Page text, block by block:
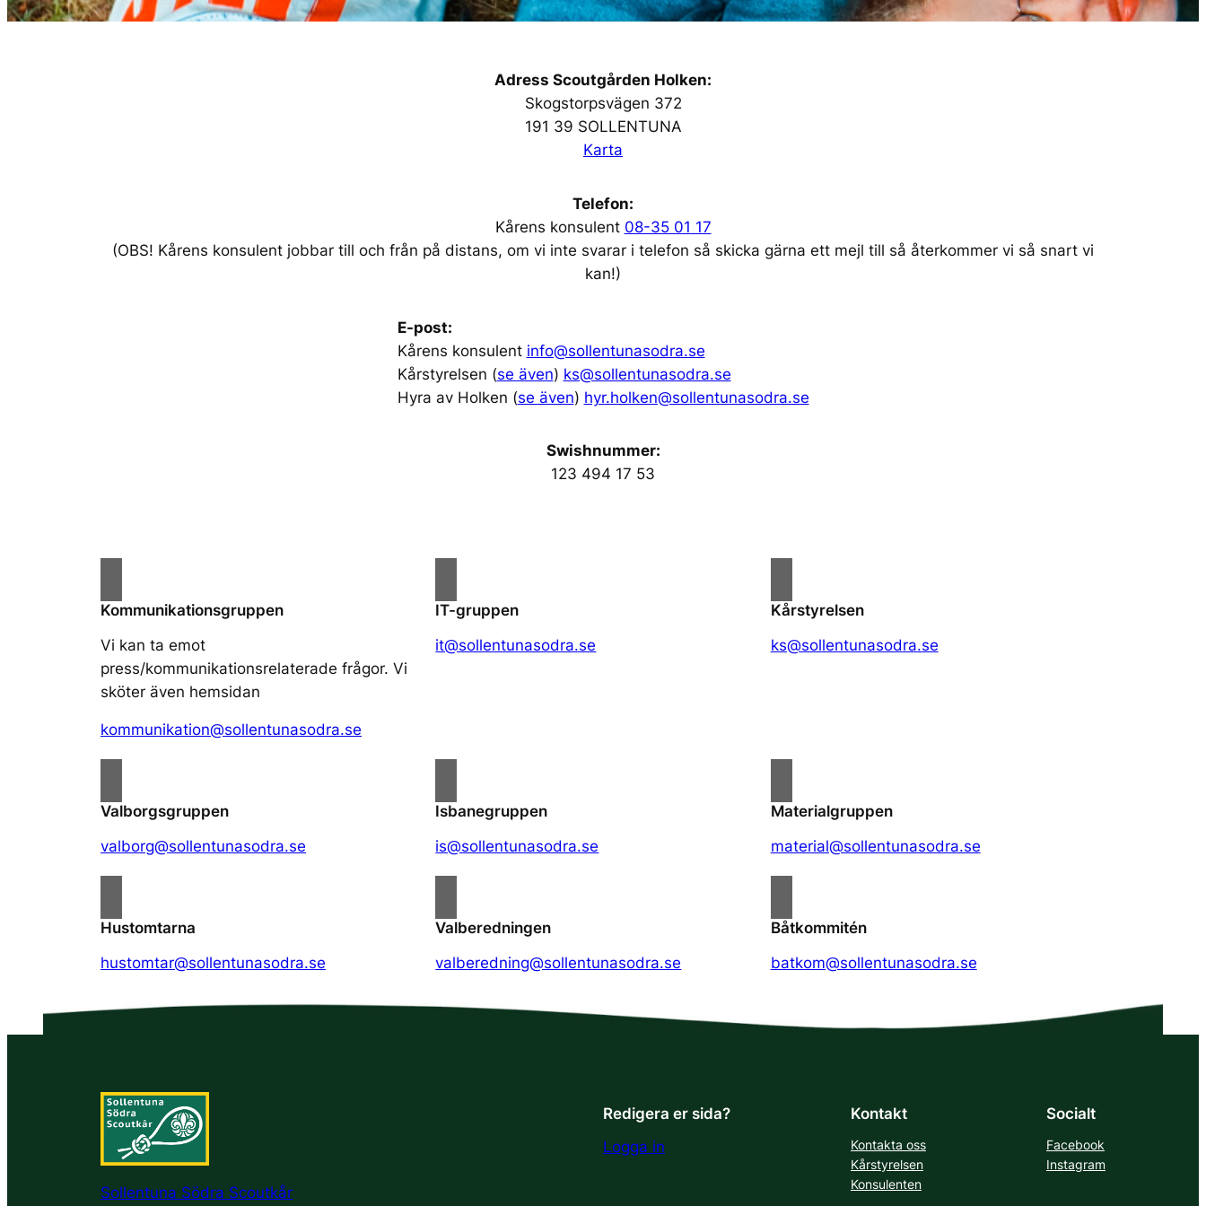
Adress Scoutgården Holken:
Skogstorpsvägen 372
191 39 SOLLENTUNA
Karta
Telefon:
Kårens konsulent 08-35 01 17
(OBS! Kårens konsulent jobbar till och från på distans, om vi inte svarar i telefon så skicka gärna ett mejl till så återkommer vi så snart vi
kan!)
E-post:
Kårens konsulent info@sollentunasodra.se
Kårstyrelsen (se även) ks@sollentunasodra.se
Hyra av Holken (se även) hyr.holken@sollentunasodra.se
Swishnummer:
123 494 17 53
Kommunikationsgruppen
Vi kan ta emot
press/kommunikationsrelaterade frågor. Vi
sköter även hemsidan
kommunikation@sollentunasodra.se
IT-gruppen
it@sollentunasodra.se
Kårstyrelsen
ks@sollentunasodra.se
Valborgsgruppen
valborg@sollentunasodra.se
Isbanegruppen
is@sollentunasodra.se
Materialgruppen
material@sollentunasodra.se
Hustomtarna
hustomtar@sollentunasodra.se
Valberedningen
valberedning@sollentunasodra.se
Båtkommitén
batkom@sollentunasodra.se
Sollentuna Södra Scoutkår
Redigera er sida?
Logga in
Kontakt
Kontakta oss
Kårstyrelsen
Konsulenten
Socialt
Facebook
Instagram